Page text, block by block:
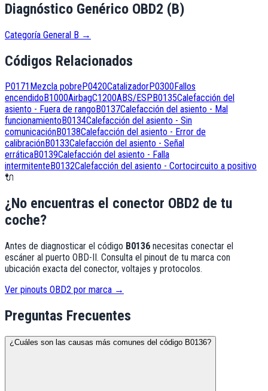
Diagnóstico Genérico OBD2 (B)
Categoría General B →
Códigos Relacionados
P0171 Mezcla pobre P0420CatalizadorP0300 Fallos
encendido B1000AirbagC1200ABS/ESP B0135Calefacción del
asiento - Fuera de rango B0137Calefacción del asiento - Mal
funcionamiento B0134Calefacción del asiento - Sin
comunicaciónB0138Calefacción del asiento - Error de
calibraciónB0133Calefacción del asiento - Señal
erráticaB0139Calefacción del asiento - Falla
intermitente B0132Calefacción del asiento - Cortocircuito a positivo
🔌
¿No encuentras el conector OBD2 de tu
coche?
Antes de diagnosticar el código B0136 necesitas conectar el
escáner al puerto OBD-II. Consulta el pinout de tu marca con
ubicación exacta del conector, voltajes y protocolos.
Ver pinouts OBD2 por marca →
Preguntas Frecuentes
¿Cuáles son las causas más comunes del código B0136?